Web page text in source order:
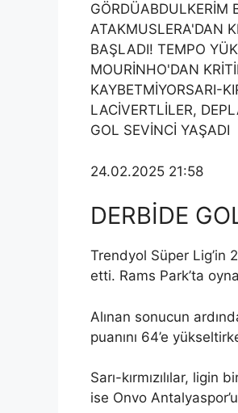
GÖRDÜABDULKERİM
ATAKMUSLERA'DAN
BAŞLADI! TEMPO
MOURİNHO'DAN
KAYBETMİYORSARI-
LACİVERTLİLER,
GOL SEVİNCİ YAŞADI
24.02.2025 21:58
DERBİDE
Trendyol Süper Lig’in
etti. Rams Park’ta
Alınan sonucun
puanını 64’e
Sarı-kırmızılılar,
ise Onvo